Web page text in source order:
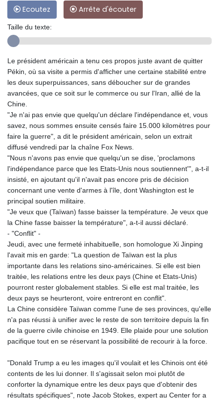
Ecoutez Arrête d'écouter
Taille du texte:
Le président américain a tenu ces propos juste avant de quitter
Pékin, où sa visite a permis d'afficher une certaine stabilité entre
les deux superpuissances, sans déboucher sur de grandes
avancées, que ce soit sur le commerce ou sur l'Iran, allié de la
Chine.
"Je n'ai pas envie que quelqu'un déclare l'indépendance et, vous
savez, nous sommes ensuite censés faire 15.000 kilomètres pour
faire la guerre", a dit le président américain, selon un extrait
diffusé vendredi par la chaîne Fox News.
"Nous n'avons pas envie que quelqu'un se dise, 'proclamons
l'indépendance parce que les Etats-Unis nous soutiennent'", a-t-il
insisté, en ajoutant qu'il n'avait pas encore pris de décision
concernant une vente d'armes à l'île, dont Washington est le
principal soutien militaire.
"Je veux que (Taïwan) fasse baisser la température. Je veux que
la Chine fasse baisser la température", a-t-il aussi déclaré.
- "Conflit" -
Jeudi, avec une fermeté inhabituelle, son homologue Xi Jinping
l'avait mis en garde: "La question de Taïwan est la plus
importante dans les relations sino-américaines. Si elle est bien
traitée, les relations entre les deux pays (Chine et Etats-Unis)
pourront rester globalement stables. Si elle est mal traitée, les
deux pays se heurteront, voire entreront en conflit".
La Chine considère Taïwan comme l'une de ses provinces, qu'elle
n'a pas réussi à unifier avec le reste de son territoire depuis la fin
de la guerre civile chinoise en 1949. Elle plaide pour une solution
pacifique tout en se réservant la possibilité de recourir à la force.
"Donald Trump a eu les images qu'il voulait et les Chinois ont été
contents de les lui donner. Il s'agissait selon moi plutôt de
conforter la dynamique entre les deux pays que d'obtenir des
résultats spécifiques", note Jacob Stokes, expert au Center for a